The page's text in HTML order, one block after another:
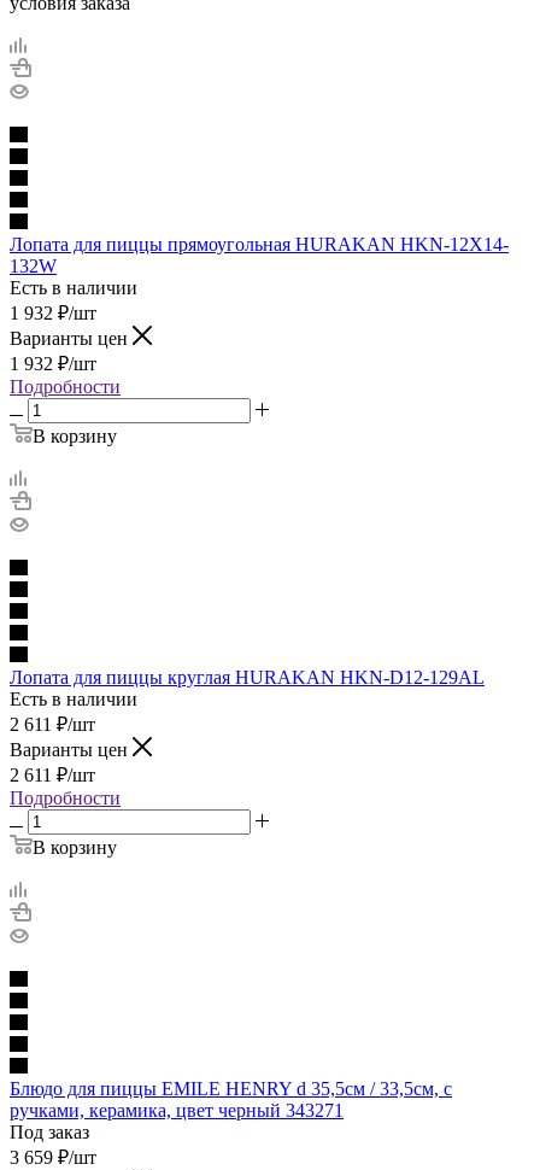
Лопата для пиццы прямоугольная HURAKAN HKN-12X14-
132W
Есть в наличии
1 932 ₽/шт
Варианты цен
1 932 ₽/шт
Подробности
В корзину
Лопата для пиццы круглая HURAKAN HKN-D12-129AL
Есть в наличии
2 611 ₽/шт
Варианты цен
2 611 ₽/шт
Подробности
В корзину
Блюдо для пиццы EMILE HENRY d 35,5см / 33,5см, с
ручками, керамика, цвет черный 343271
Под заказ
3 659 ₽/шт